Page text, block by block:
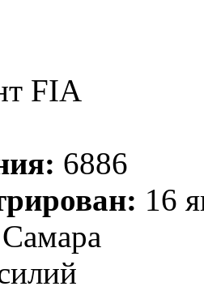
FIA
6886
16
Самара